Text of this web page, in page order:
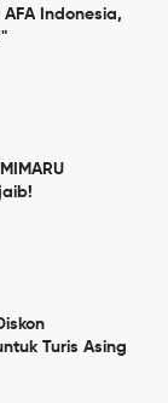
AFA Indonesia,
Turis Asing